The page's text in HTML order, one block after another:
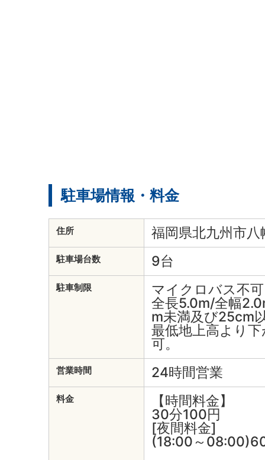
駐車場情報・料金
住所 福岡県北九州市
駐車場台数 9台
駐車制限
マイクロバス不
全長5.0m/全幅
m未満及び25cm
最低地上高より
可。
営業時間 24時間営業
料金
【時間料金】
30分100円
[夜間料金]
(18:00～